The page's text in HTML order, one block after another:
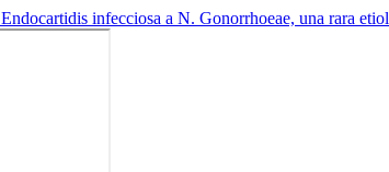
Endocartidis infecciosa a N. Gonorrhoeae, una rara